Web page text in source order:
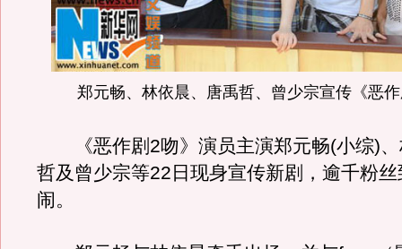
郑元畅、林依晨、唐禹哲、曾少宗宣传《恶
《恶作剧2吻》演员主演郑元畅(小综)、
哲及曾少宗等22日现身宣传新剧，逾千粉
闹。